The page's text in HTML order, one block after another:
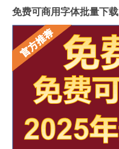
免费可商用字体批量下载